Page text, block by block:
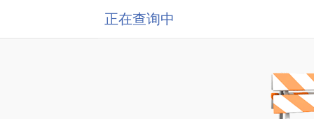
正在查询中